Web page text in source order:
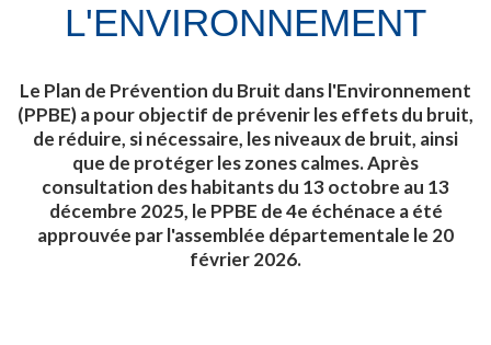
L'ENVIRONNEMENT
Le Plan de Prévention du Bruit dans l'Environnement
(PPBE) a pour objectif de prévenir les effets du bruit,
de réduire, si nécessaire, les niveaux de bruit, ainsi
que de protéger les zones calmes. Après
consultation des habitants du 13 octobre au 13
décembre 2025, le PPBE de 4e échénace a été
approuvée par l'assemblée départementale le 20
février 2026.